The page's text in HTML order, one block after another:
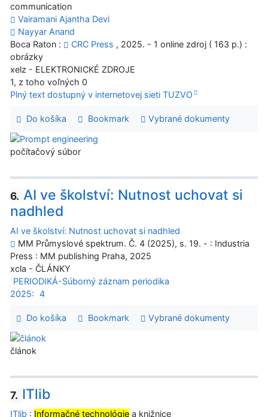
communication
Vairamani Ajantha Devi
Nayyar Anand
Boca Raton :
CRC Press , 2025. - 1 online zdroj ( 163 p.) :
obrázky
xelz - ELEKTRONICKÉ ZDROJE
1, z toho voľných 0
Plný text dostupný v internetovej sieti TUZVO
Do košíka Bookmark Vybrané dokumenty
počítačový súbor
6. AI ve školství: Nutnost uchovat si
nadhled
AI ve školství: Nutnost uchovat si nadhled
MM Průmyslové spektrum. Č. 4 (2025), s. 19. - : Industria
Press : MM publishing Praha, 2025
xcla - ČLÁNKY
PERIODIKÁ-Súborný záznam periodika
2025: 4
Do košíka Bookmark Vybrané dokumenty
článok
7. ITlib
ITlib : Informačné technológie a knižnice